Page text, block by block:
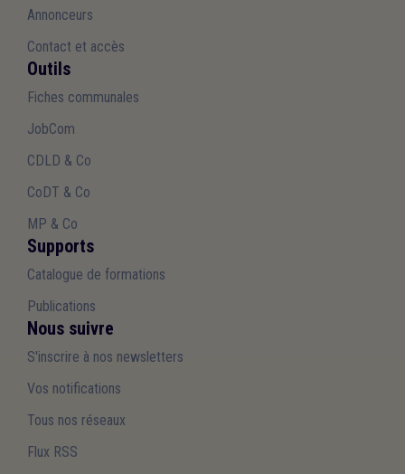
Annonceurs
Contact et accès
Outils
Fiches communales
JobCom
CDLD & Co
CoDT & Co
MP & Co
Supports
Catalogue de formations
Publications
Nous suivre
S'inscrire à nos newsletters
Vos notifications
Tous nos réseaux
Flux RSS